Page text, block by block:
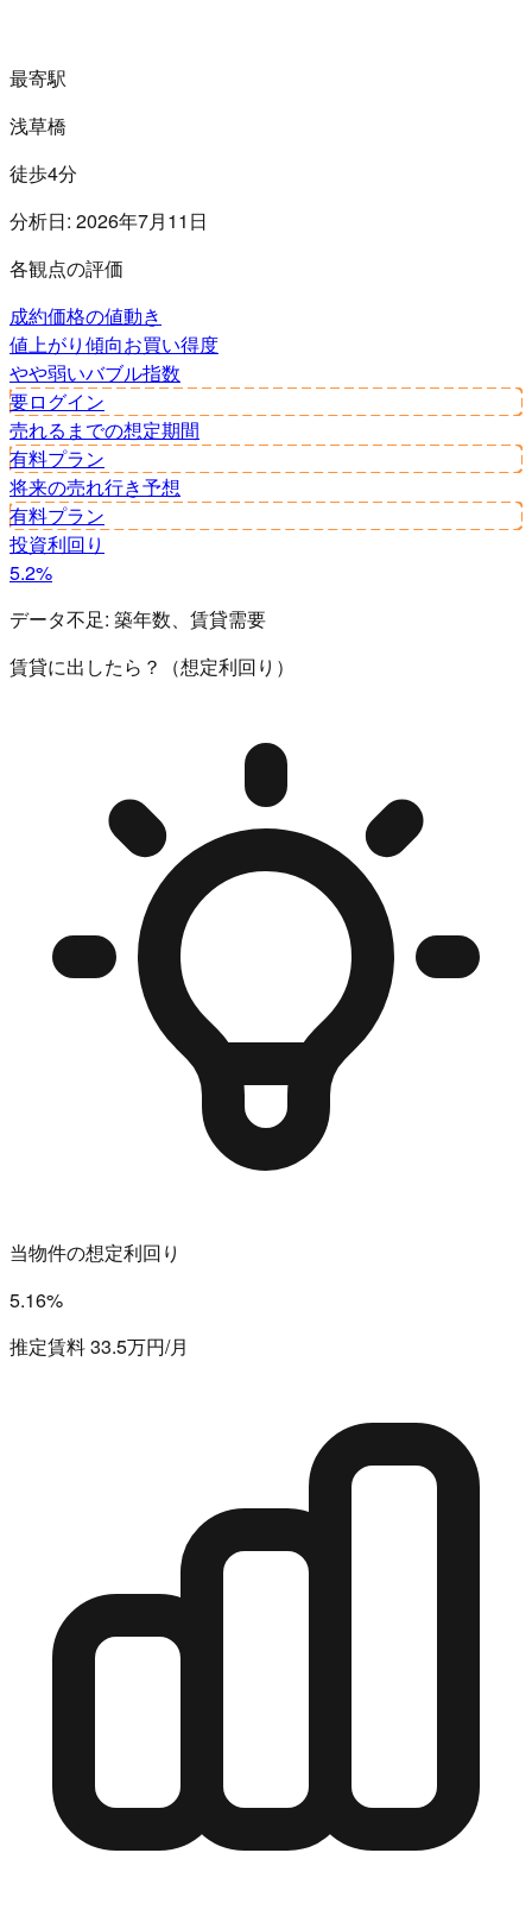
最寄駅
浅草橋
徒歩4分
分析日: 2026年7月11日
各観点の評価
成約価格の値動き
値上がり傾向お買い得度
やや弱いバブル指数
要ログイン
売れるまでの想定期間
有料プラン
将来の売れ行き予想
有料プラン
投資利回り
5.2%
データ不足: 築年数、賃貸需要
賃貸に出したら？（想定利回り）
当物件の想定利回り
5.16%
推定賃料 33.5万円/月